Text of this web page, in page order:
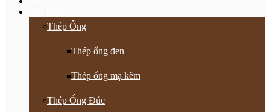
Thép Ống
Thép ống đen
Thép ống mạ kẽm
Thép Ống Đúc